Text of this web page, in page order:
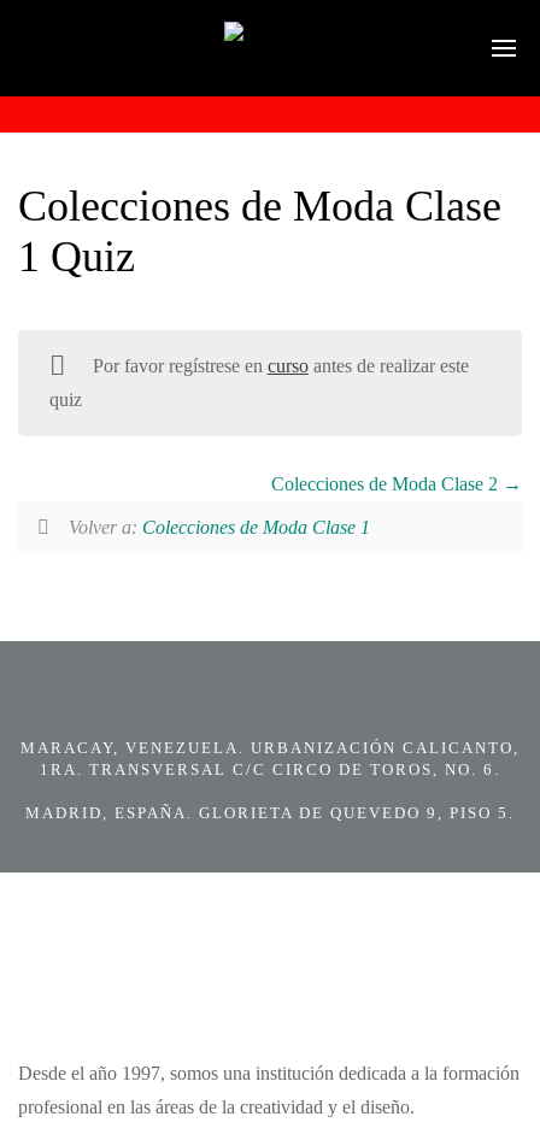
Colecciones de Moda Clase
1 Quiz
Por favor regístrese en cursoantes de realizar este
quiz
Colecciones de Moda Clase 2
Volver a: Colecciones de Moda Clase 1
MARACAY, VENEZUELA. URBANIZACIÓN CALICANTO,
1RA. TRANSVERSAL C/C CIRCO DE TOROS, NO. 6.
MADRID, ESPAÑA. GLORIETA DE QUEVEDO 9, PISO 5.
Desde el año 1997, somos una institución dedicada a la formación
profesional en las áreas de la creatividad y el diseño.